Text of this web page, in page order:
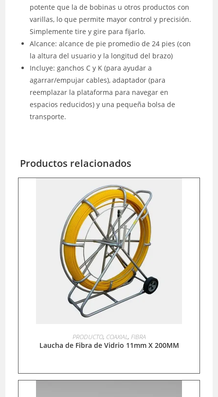
potente que la de bobinas u otros productos con
varillas, lo que permite mayor control y precisión.
Simplemente tire y gire para fijarlo.
Alcance: alcance de pie promedio de 24 pies (con
la altura del usuario y la longitud del brazo)
Incluye: ganchos C y K (para ayudar a
agarrar/empujar cables), adaptador (para
reemplazar la plataforma para navegar en
espacios reducidos) y una pequeña bolsa de
transporte.
Productos relacionados
LEER MÁS
PRODUCTO, COAXIAL, FIBRA
Laucha de Fibra de Vidrio 11mm X 200MM